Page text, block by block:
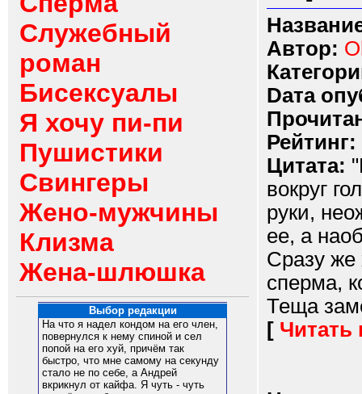
Служебный
роман
Бисексуалы
Я хочу пи-пи
Пушистики
Свингеры
Жено-мужчины
Клизма
Жена-шлюшка
Выбор редакции
На что я надел кондом на его член,
повернулся к нему спиной и сел
попой на его хуй, причём так
быстро, что мне самому на секунду
стало не по себе, а Андрей
вкрикнул от кайфа. Я чуть - чуть
Автор:
Dата
Рейтинг:
Цитата:
вокруг
руки,
ее, а
Сразу же
сперма,
Теща
[ Читать